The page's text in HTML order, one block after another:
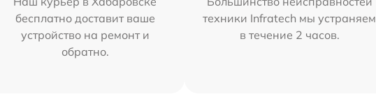
бесплатно доставит ваше
устройство на ремонт и
обратно.
техники Infratech мы устраняем
в течение 2 часов.